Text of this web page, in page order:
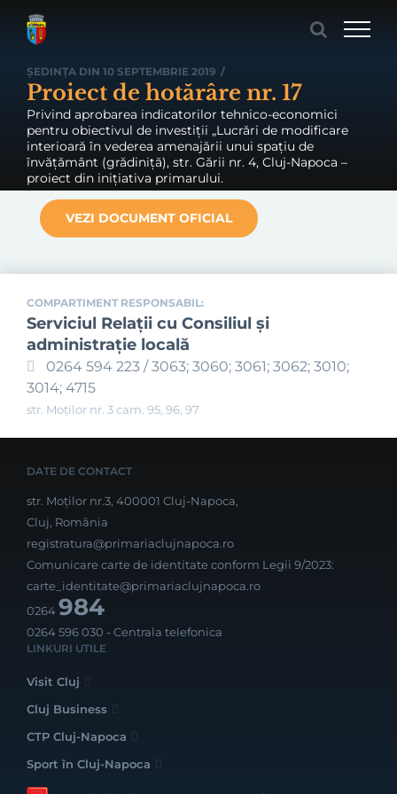
ȘEDINȚA DIN 10 SEPTEMBRIE 2019 /
Proiect de hotărâre nr. 17
Privind aprobarea indicatorilor tehnico-economici
pentru obiectivul de investiții „Lucrări de modificare
interioară în vederea amenajării unui spațiu de
învățământ (grădiniță), str. Gării nr. 4, Cluj-Napoca –
proiect din inițiativa primarului.
VEZI DOCUMENT OFICIAL
COMPARTIMENT RESPONSABIL:
Serviciul Relaţii cu Consiliul şi
administraţie locală
0264 594 223 / 3063; 3060; 3061; 3062; 3010;
3014; 4715
str. Moților nr. 3 cam. 95, 96, 97
DATE DE CONTACT
str. Moților nr.3, 400001 Cluj-Napoca,
Cluj, România
registratura@primariaclujnapoca.ro
Comunicare carte de identitate conform Legii 9/2023:
carte_identitate@primariaclujnapoca.ro
0264984
0264 596 030 - Centrala telefonica
LINKURI UTILE
Visit Cluj
Cluj Business
CTP Cluj-Napoca
Sport în Cluj-Napoca